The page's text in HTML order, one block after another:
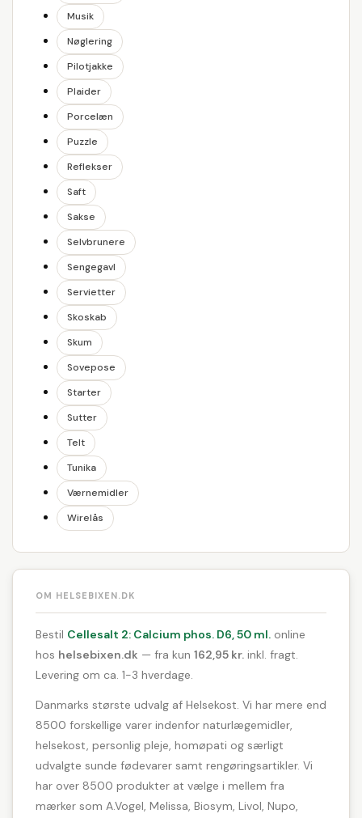
Musik
Nøglering
Pilotjakke
Plaider
Porcelæn
Puzzle
Reflekser
Saft
Sakse
Selvbrunere
Sengegavl
Servietter
Skoskab
Skum
Sovepose
Starter
Sutter
Telt
Tunika
Værnemidler
Wirelås
OM HELSEBIXEN.DK
Bestil Cellesalt 2: Calcium phos. D6, 50 ml. online
hos helsebixen.dk — fra kun 162,95 kr. inkl. fragt.
Levering om ca. 1-3 hverdage.
Danmarks største udvalg af Helsekost. Vi har mere end
8500 forskellige varer indenfor naturlægemidler,
helsekost, personlig pleje, homøpati og særligt
udvalgte sunde fødevarer samt rengøringsartikler. Vi
har over 8500 produkter at vælge i mellem fra
mærker som A.Vogel, Melissa, Biosym, Livol, Nupo,